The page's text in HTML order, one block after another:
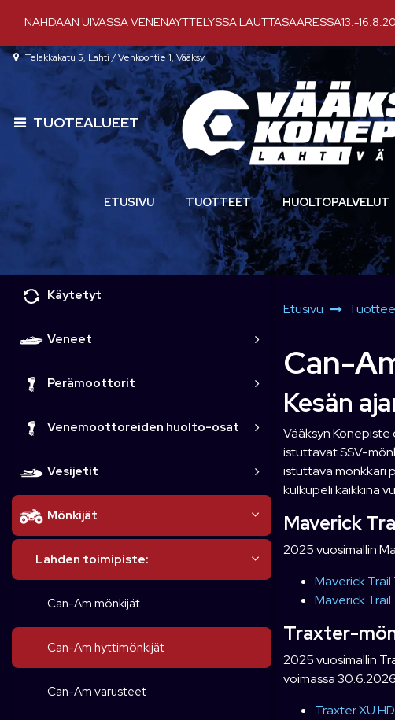
NÄHDÄÄN UIVASSA VENENÄYTTELYSSÄ LAUTTASAARESSA13.-
Telakkakatu 5, Lahti / Vehkoontie 1, Vääksy
TUOTEALUEET
ETUSIVU TUOTTEET HUOLTOPALVELUT
Käytetyt
Veneet
Perämoottorit
Venemoottoreiden huolto-osat
Vesijetit
Mönkijät
Lahden toimipiste:
Can-Am mönkijät
Can-Am hyttimönkijät
Can-Am varusteet
Etusivu
Can-
Kesän
Vääksyn
istuttavat SSV-
istuttava mönkkäri
kulkupeli kaikkina
Maverick
2025 vuosimallin
Maverick
Maverick
Traxter-
2025 vuosimallin
voimassa
Traxter XU